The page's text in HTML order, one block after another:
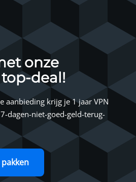
onze
deal!
aanbieding krijg je 1 jaar VPN
dagen-niet-goed-geld-terug-